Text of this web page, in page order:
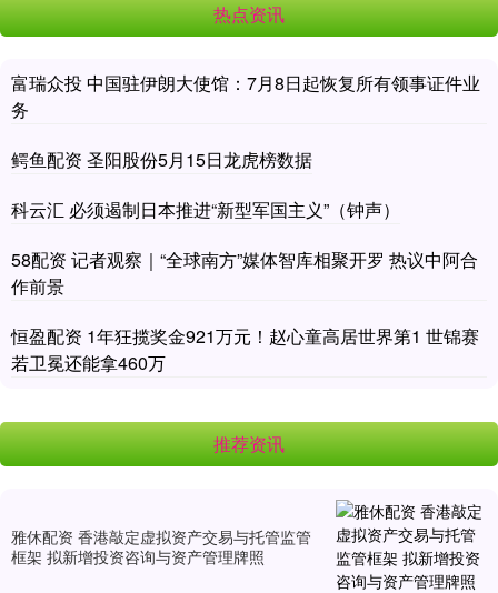
热点资讯
富瑞众投 中国驻伊朗大使馆：7月8日起恢复所有领事证件业
务
鳄鱼配资 圣阳股份5月15日龙虎榜数据
科云汇 必须遏制日本推进“新型军国主义”（钟声）
58配资 记者观察｜“全球南方”媒体智库相聚开罗 热议中阿合
作前景
恒盈配资 1年狂揽奖金921万元！赵心童高居世界第1 世锦赛
若卫冕还能拿460万
推荐资讯
雅休配资 香港敲定虚拟资产交易与托管监管
框架 拟新增投资咨询与资产管理牌照